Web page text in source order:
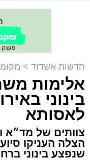
חדשות אשדוד >
אלימות
בינוני
לאסותא
צוותים של מד״א
שנפצע בינוני